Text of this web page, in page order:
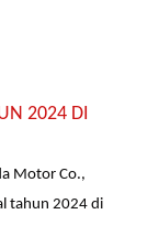
2024 DI
Motor Co.,
tahun 2024 di